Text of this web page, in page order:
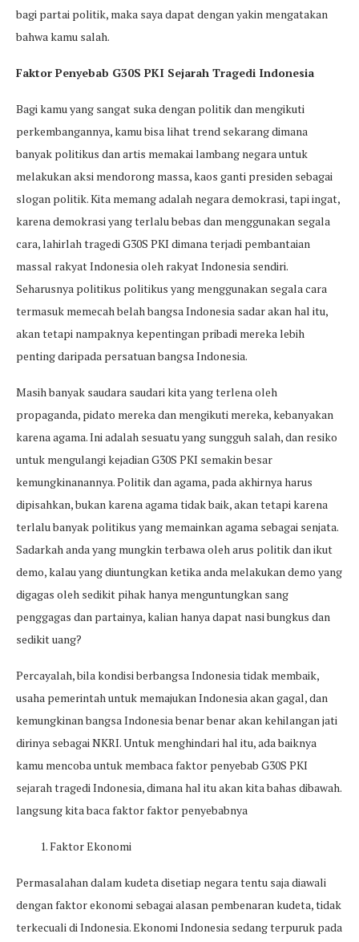
bagi partai politik, maka saya dapat dengan yakin mengatakan
bahwa kamu salah.
Faktor Penyebab G30S PKI Sejarah Tragedi Indonesia
Bagi kamu yang sangat suka dengan politik dan mengikuti
perkembangannya, kamu bisa lihat trend sekarang dimana
banyak politikus dan artis memakai lambang negara untuk
melakukan aksi mendorong massa, kaos ganti presiden sebagai
slogan politik. Kita memang adalah negara demokrasi, tapi ingat,
karena demokrasi yang terlalu bebas dan menggunakan segala
cara, lahirlah tragedi G30S PKI dimana terjadi pembantaian
massal rakyat Indonesia oleh rakyat Indonesia sendiri.
Seharusnya politikus politikus yang menggunakan segala cara
termasuk memecah belah bangsa Indonesia sadar akan hal itu,
akan tetapi nampaknya kepentingan pribadi mereka lebih
penting daripada persatuan bangsa Indonesia.
Masih banyak saudara saudari kita yang terlena oleh
propaganda, pidato mereka dan mengikuti mereka, kebanyakan
karena agama. Ini adalah sesuatu yang sungguh salah, dan resiko
untuk mengulangi kejadian G30S PKI semakin besar
kemungkinanannya. Politik dan agama, pada akhirnya harus
dipisahkan, bukan karena agama tidak baik, akan tetapi karena
terlalu banyak politikus yang memainkan agama sebagai senjata.
Sadarkah anda yang mungkin terbawa oleh arus politik dan ikut
demo, kalau yang diuntungkan ketika anda melakukan demo yang
digagas oleh sedikit pihak hanya menguntungkan sang
penggagas dan partainya, kalian hanya dapat nasi bungkus dan
sedikit uang?
Percayalah, bila kondisi berbangsa Indonesia tidak membaik,
usaha pemerintah untuk memajukan Indonesia akan gagal, dan
kemungkinan bangsa Indonesia benar benar akan kehilangan jati
dirinya sebagai NKRI. Untuk menghindari hal itu, ada baiknya
kamu mencoba untuk membaca faktor penyebab G30S PKI
sejarah tragedi Indonesia, dimana hal itu akan kita bahas dibawah.
langsung kita baca faktor faktor penyebabnya
1. Faktor Ekonomi
Permasalahan dalam kudeta disetiap negara tentu saja diawali
dengan faktor ekonomi sebagai alasan pembenaran kudeta, tidak
terkecuali di Indonesia. Ekonomi Indonesia sedang terpuruk pada